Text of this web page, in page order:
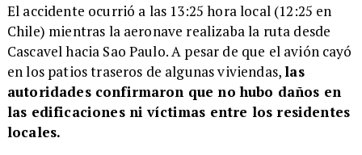
El accidente ocurrió a las 13:25 hora local (12:25 en
Chile) mientras la aeronave realizaba la ruta desde
Cascavel hacia Sao Paulo. A pesar de que el avión cayó
en los patios traseros de algunas viviendas,las
autoridades confirmaron que no hubo daños en
las edificaciones ni víctimas entre los residentes
locales.